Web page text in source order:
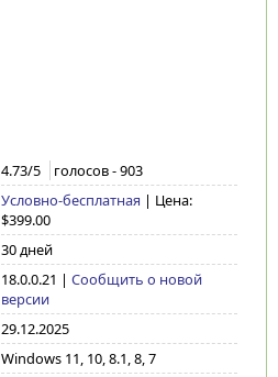
4.73/5 голосов -903
Условно-бесплатная | Цена:
$399.00
30 дней
18.0.0.21 | Сообщить о новой
версии
29.12.2025
Windows 11, 10, 8.1, 8, 7